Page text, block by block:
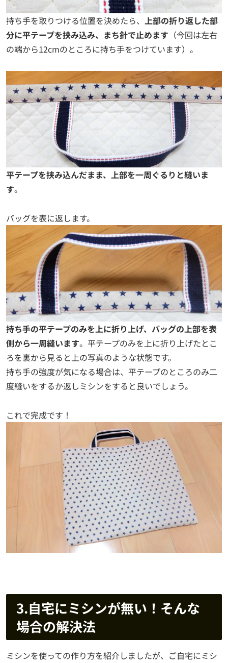
持ち手を取りつける位置を決めたら、 上部の折り返した部
分に平テープを挟み込み、まち針で止めます （今回は左右
の端から12cmのところに持ち手をつけています）。
平テープを挟み込んだまま、上部を一周ぐるりと縫いま
す。
バッグを表に返します。
持ち手の平テープのみを上に折り上げ、バッグの上部を表
側から一周縫います。平テープのみを上に折り上げたとこ
ろを裏から見ると上の写真のような状態です。
持ち手の強度が気になる場合は、平テープのところのみ二
度縫いをするか返しミシンをすると良いでしょう。
これで完成です！
3.自宅にミシンが無い！そんな
場合の解決法
ミシンを使っての作り方を紹介しましたが、ご自宅にミシ